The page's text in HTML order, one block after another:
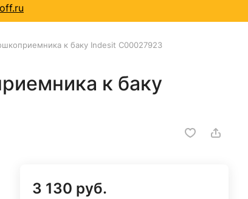
к баку Indesit C00027923
к баку
3 130 руб.